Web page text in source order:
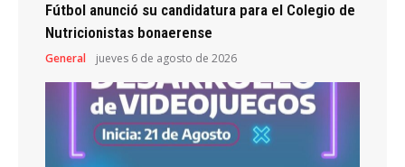
Fútbol anunció su candidatura para el Colegio de
Nutricionistas bonaerense
General jueves 6 de agosto de 2026